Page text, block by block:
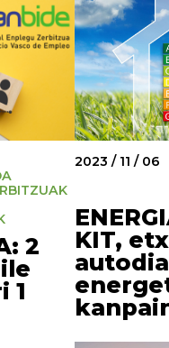
2
1
2023 / 11 / 06
KIT,